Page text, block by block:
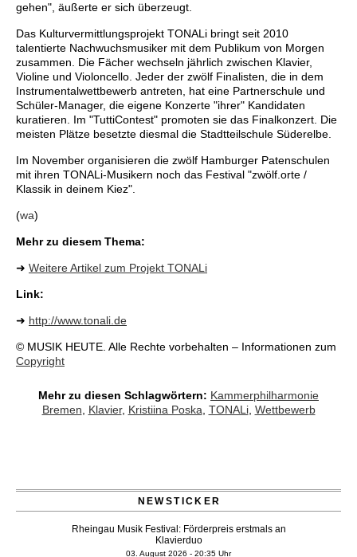
gehen", äußerte er sich überzeugt.
Das Kulturvermittlungsprojekt TONALi bringt seit 2010
talentierte Nachwuchsmusiker mit dem Publikum von Morgen
zusammen. Die Fächer wechseln jährlich zwischen Klavier,
Violine und Violoncello. Jeder der zwölf Finalisten, die in dem
Instrumentalwettbewerb antreten, hat eine Partnerschule und
Schüler-Manager, die eigene Konzerte "ihrer" Kandidaten
kuratieren. Im "TuttiContest" promoten sie das Finalkonzert. Die
meisten Plätze besetzte diesmal die Stadtteilschule Süderelbe.
Im November organisieren die zwölf Hamburger Patenschulen
mit ihren TONALi-Musikern noch das Festival "zwölf.orte /
Klassik in deinem Kiez".
(wa)
Mehr zu diesem Thema:
➜ Weitere Artikel zum Projekt TONALi
Link:
➜ http://www.tonali.de
© MUSIK HEUTE. Alle Rechte vorbehalten – Informationen zum
Copyright
Mehr zu diesen Schlagwörtern: Kammerphilharmonie
Bremen, Klavier, Kristiina Poska, TONALi, Wettbewerb
NEWSTICKER
Rheingau Musik Festival: Förderpreis erstmals an
Klavierduo
03. August 2026 - 20:35 Uhr